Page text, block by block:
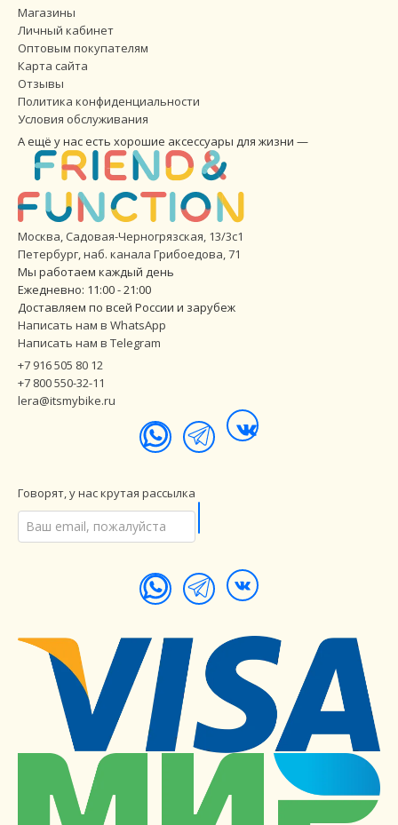
Магазины
Личный кабинет
Оптовым покупателям
Карта сайта
Отзывы
Политика конфиденциальности
Условия обслуживания
А ещё у нас есть хорошие аксессуары для жизни —
Москва, Садовая-Черногрязская, 13/3с1
Петербург,наб. канала Грибоедова, 71
Мы работаем каждый день
Ежедневно: 11:00 - 21:00
Доставляем по всей России и зарубеж
Написать нам в WhatsApp
Написать нам в Telegram
+7 916 505 80 12
+7 800 550-32-11
lera@itsmybike.ru
Говорят, у нас крутая рассылка